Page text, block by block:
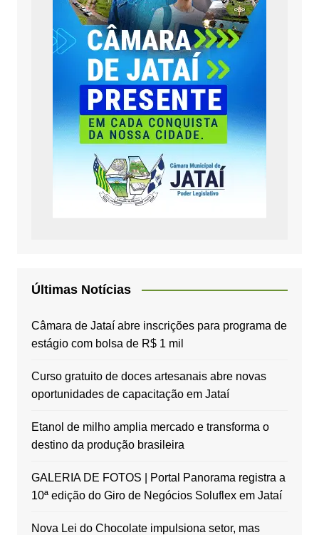
Últimas Notícias
Câmara de Jataí abre inscrições para programa de
estágio com bolsa de R$ 1 mil
Curso gratuito de doces artesanais abre novas
oportunidades de capacitação em Jataí
Etanol de milho amplia mercado e transforma o
destino da produção brasileira
GALERIA DE FOTOS | Portal Panorama registra a
10ª edição do Giro de Negócios Soluflex em Jataí
Nova Lei do Chocolate impulsiona setor, mas